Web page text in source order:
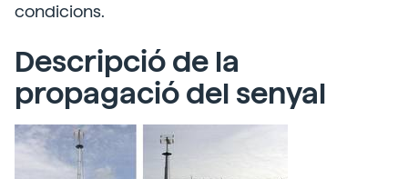
condicions.
Descripció de la
propagació del senyal